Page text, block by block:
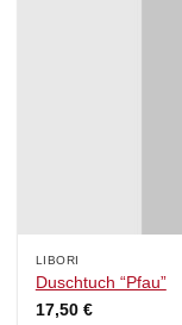
LIBORI
Duschtuch “Pfau”
17,50 €